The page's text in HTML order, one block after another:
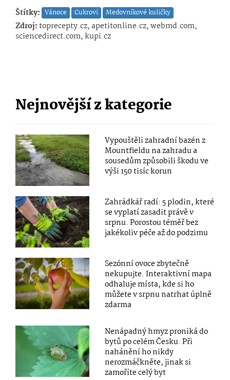
Štítky: Vánoce Cukroví Medovníkové kuličky
Zdroj:toprecepty.cz, apetitonline.cz, webmd.com,
sciencedirect.com, kupi.cz
Nejnovější z kategorie
Vypouštěli zahradní bazén z
Mountfieldu na zahradu a
sousedům způsobili škodu ve
výši 150 tisíc korun
Zahrádkář radí: 5 plodin, které
se vyplatí zasadit právě v
srpnu. Porostou téměř bez
jakékoliv péče až do podzimu
Sezónní ovoce zbytečně
nekupujte. Interaktivní mapa
odhaluje místa, kde si ho
můžete v srpnu natrhat úplně
zdarma
Nenápadný hmyz proniká do
bytů po celém Česku. Při
nahánění ho nikdy
nerozmáčkněte, jinak si
zamoříte celý byt